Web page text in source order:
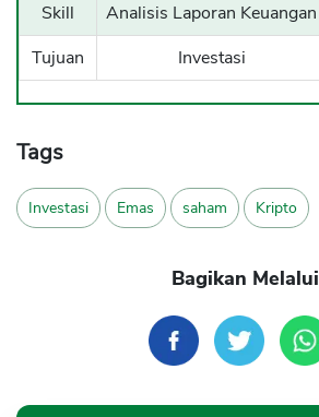
Skill
Analisis Laporan Keuangan
Tujuan
Investasi
Tags
Investasi Emas saham Kripto
Bagikan Melalui